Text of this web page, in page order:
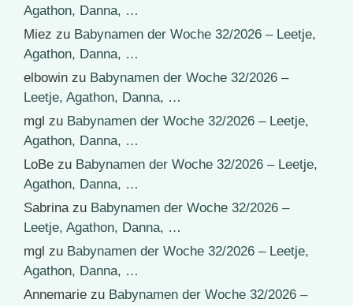
Agathon, Danna, …
Miez zu Babynamen der Woche 32/2026 – Leetje,
Agathon, Danna, …
elbowin zu Babynamen der Woche 32/2026 –
Leetje, Agathon, Danna, …
mgl zu Babynamen der Woche 32/2026 – Leetje,
Agathon, Danna, …
LoBe zu Babynamen der Woche 32/2026 – Leetje,
Agathon, Danna, …
Sabrinazu Babynamen der Woche 32/2026 –
Leetje, Agathon, Danna, …
mgl zu Babynamen der Woche 32/2026 – Leetje,
Agathon, Danna, …
Annemarie zu Babynamen der Woche 32/2026 –